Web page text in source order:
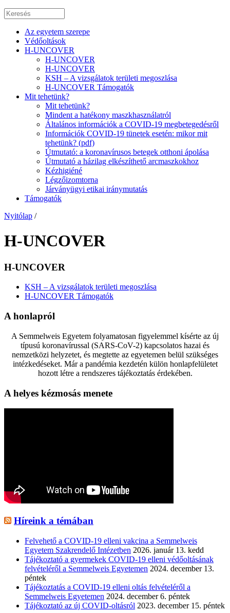
Az egyetem szerepe
Védőoltások
H-UNCOVER
H-UNCOVER
H-UNCOVER
KSH – A vizsgálatok területi megoszlása
H-UNCOVER Támogatók
Mit tehetünk?
Mit tehetünk?
Mindent a hatékony maszkhasználatról
Általános információk a COVID-19 megbetegedésről
Információk COVID-19 tünetek esetén: mikor mit
tehetünk? (pdf)
Útmutató: a koronavírusos betegek otthoni ápolása
Útmutató a házilag elkészíthető arcmaszkokhoz
Kézhigiéné
Légzőizomtorna
Járványügyi etikai iránymutatás
Támogatók
Nyitólap /
H-UNCOVER
H-UNCOVER
KSH – A vizsgálatok területi megoszlása
H-UNCOVER Támogatók
A honlapról
A Semmelweis Egyetem folyamatosan figyelemmel kísérte az új
típusú koronavírussal (SARS-CoV-2) kapcsolatos hazai és
nemzetközi helyzetet, és megtette az egyetemen belül szükséges
intézkedéseket. Már a pandémia kezdetén külön honlapfelületet
hozott létre a rendszeres tájékoztatás érdekében.
A helyes kézmosás menete
Híreink a témában
Felvehető a COVID-19 elleni vakcina a Semmelweis
Egyetem Szakrendelő Intézetben 2026. január 13. kedd
Tájékoztató a gyermekek COVID-19 elleni védőoltásának
felvételéről a Semmelweis Egyetemen 2024. december 13.
péntek
Tájékoztatás a COVID-19 elleni oltás felvételéről a
Semmelweis Egyetemen 2024. december 6. péntek
Tájékoztató az új COVID-oltásról 2023. december 15. péntek